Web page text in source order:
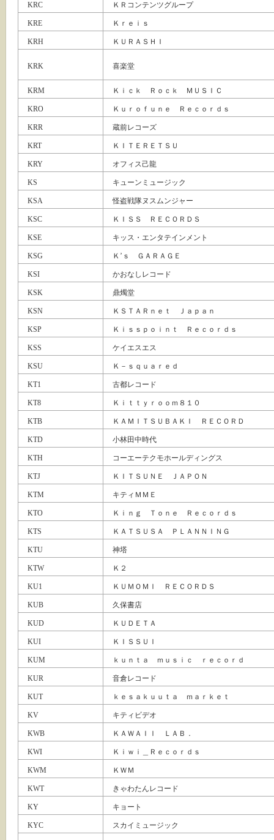
KRC ＫＲコンテンツグループ
KRE Ｋｒｅｉｓ
KRH ＫＵＲＡＳＨＩ
KRK 喜楽堂
KRM Ｋｉｃｋ Ｒｏｃｋ ＭＵＳＩＣ
KRO Ｋｕｒｏｆｕｎｅ Ｒｅｃｏｒｄｓ
KRR 蔵前レコーズ
KRT ＫＩＴＥＲＥＴＳＵ
KRY オフィス己龍
KS キューンミュージック
KSA 怪盗戦隊ヌスムンジャー
KSC ＫＩＳＳ ＲＥＣＯＲＤＳ
KSE キッス・エンタテインメント
KSG Ｋ’ｓ ＧＡＲＡＧＥ
KSI かおなしレコード
KSK 鼎燭堂
KSN ＫＳＴＡＲｎｅｔ Ｊａｐａｎ
KSP Ｋｉｓｓｐｏｉｎｔ Ｒｅｃｏｒｄｓ
KSS ケイエスエス
KSU Ｋ－ｓｑｕａｒｅｄ
KT1 古都レコード
KT8 Ｋｉｔｔｙｒｏｏｍ８１０
KTB ＫＡＭＩＴＳＵＢＡＫＩ ＲＥＣＯＲＤ
KTD 小林田中時代
KTH コーエーテクモホールディングス
KTJ ＫＩＴＳＵＮＥ ＪＡＰＯＮ
KTM キティＭＭＥ
KTO Ｋｉｎｇ Ｔｏｎｅ Ｒｅｃｏｒｄｓ
KTS ＫＡＴＳＵＳＡ ＰＬＡＮＮＩＮＧ
KTU 神塔
KTW Ｋ２
KU1 ＫＵＭＯＭＩ ＲＥＣＯＲＤＳ
KUB 久保書店
KUD ＫＵＤＥＴＡ
KUI ＫＩＳＳＵＩ
KUM ｋｕｎｔａ ｍｕｓｉｃ ｒｅｃｏｒｄ
KUR 音倉レコード
KUT ｋｅｓａｋｕｕｔａ ｍａｒｋｅｔ
KV キティビデオ
KWB ＫＡＷＡＩＩ ＬＡＢ．
KWI Ｋｉｗｉ＿Ｒｅｃｏｒｄｓ
KWM ＫＷＭ
KWT きゃわたんレコード
KY キョート
KYC スカイミュージック